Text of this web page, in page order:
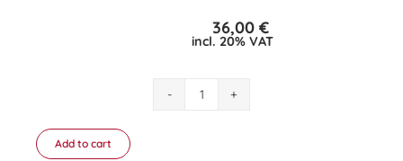
36,00 €
incl. 20% VAT
Package
Add to cart